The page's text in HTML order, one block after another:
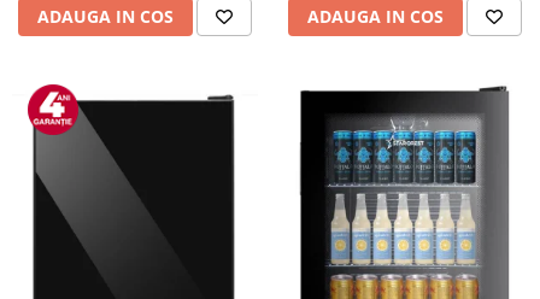
ADAUGA IN COS ADAUGA IN COS